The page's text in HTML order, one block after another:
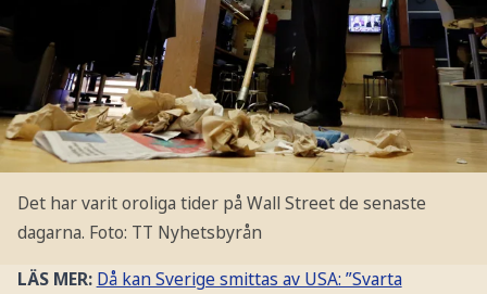
Det har varit oroliga tider på Wall Street de senaste
dagarna. Foto: TT Nyhetsbyrån
LÄS MER: Då kan Sverige smittas av USA: ”Svarta